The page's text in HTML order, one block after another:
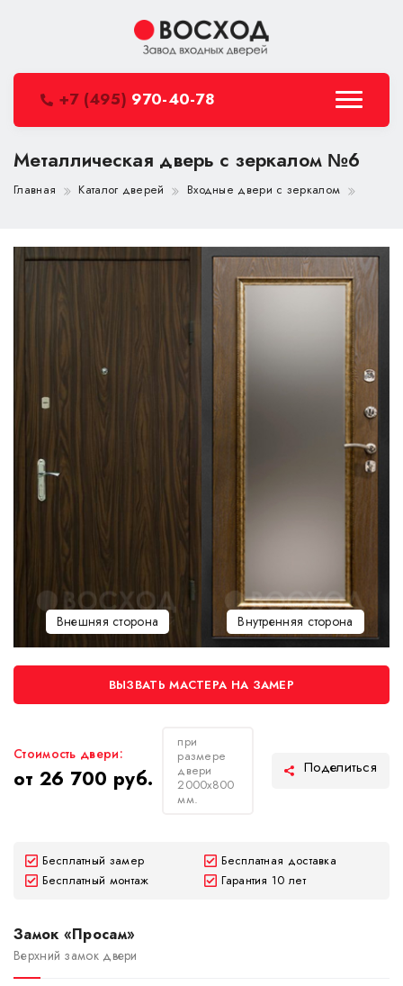
+7 (495) 970-40-78
Металлическая дверь с зеркалом №6
Главная Каталог дверей Входные двери с зеркалом
Внешняя сторона Внутренняя сторона
ВЫЗВАТЬ МАСТЕРА НА ЗАМЕР
Стоимость двери:
от 26 700 руб.
при
размере
двери
2000х800
мм.
Бесплатный замер
Бесплатная доставка
Бесплатный монтаж
Гарантия 10 лет
Замок «Просам»
Верхний замок двери